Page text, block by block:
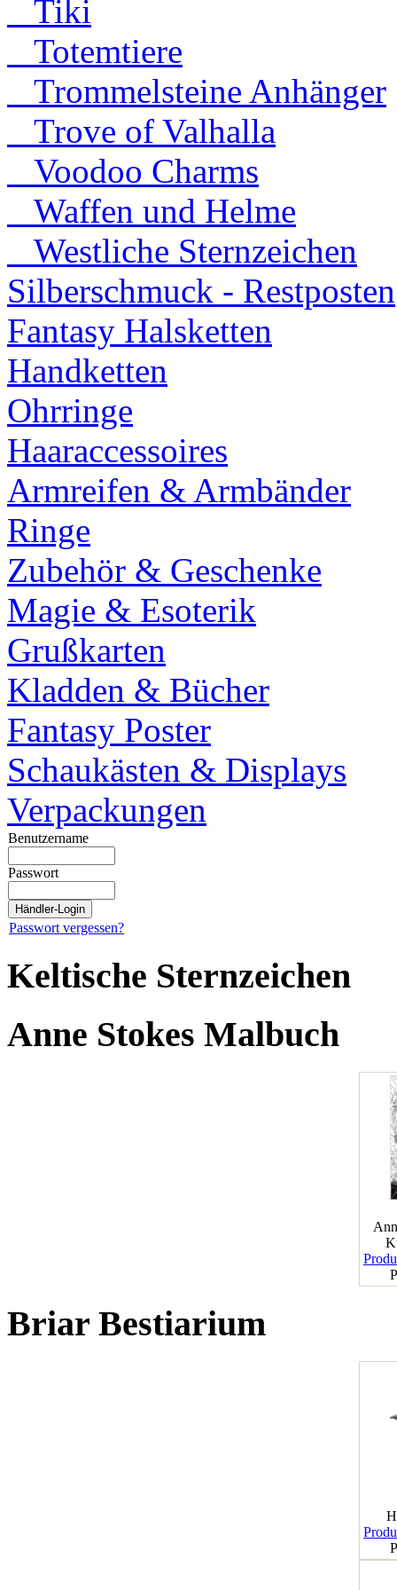
Tiki
Totemtiere
Trommelsteine Anhänger
Trove of Valhalla
Voodoo Charms
Waffen und Helme
Westliche Sternzeichen
Silberschmuck - Restposten
Fantasy Halsketten
Handketten
Ohrringe
Haaraccessoires
Armreifen & Armbänder
Ringe
Zubehör & Geschenke
Magie & Esoterik
Grußkarten
Kladden & Bücher
Fantasy Poster
Schaukästen & Displays
Verpackungen
Benutzername
Passwort
Passwort vergessen?
Keltische Sternzeichen
Anne Stokes Malbuch
Briar Bestiarium